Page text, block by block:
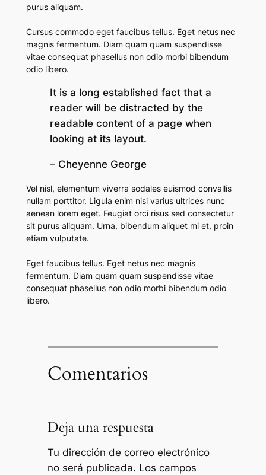
purus aliquam.
Cursus commodo eget faucibus tellus. Eget netus nec
magnis fermentum. Diam quam quam suspendisse
vitae consequat phasellus non odio morbi bibendum
odio libero.
It is a long established fact that a
reader will be distracted by the
readable content of a page when
looking at its layout.
– Cheyenne George
Vel nisl, elementum viverra sodales euismod convallis
nullam porttitor. Ligula enim nisi varius ultrices nunc
aenean lorem eget. Feugiat orci risus sed consectetur
sit purus aliquam. Urna, bibendum aliquet mi et, proin
etiam vulputate.
Eget faucibus tellus. Eget netus nec magnis
fermentum. Diam quam quam suspendisse vitae
consequat phasellus non odio morbi bibendum odio
libero.
Comentarios
Deja una respuesta
Tu dirección de correo electrónico
no será publicada. Los campos